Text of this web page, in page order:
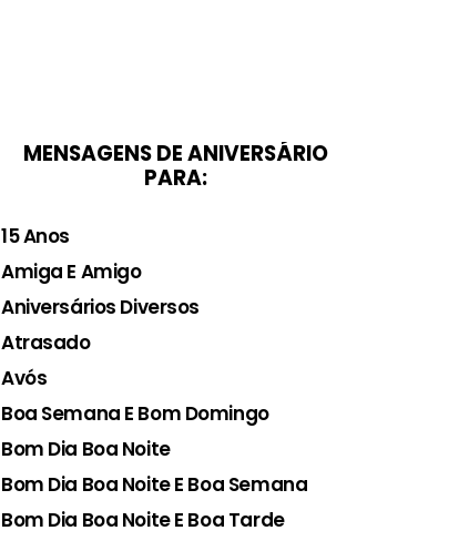
MENSAGENS DE ANIVERSÁRIO
PARA:
15 Anos
Amiga E Amigo
Aniversários Diversos
Atrasado
Avós
Boa Semana E Bom Domingo
Bom Dia Boa Noite
Bom Dia Boa Noite E Boa Semana
Bom Dia Boa Noite E Boa Tarde